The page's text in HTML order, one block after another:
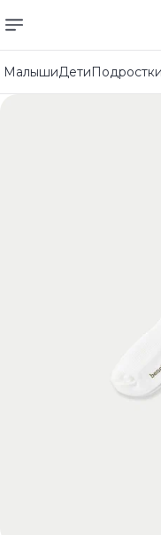
МалышиДетиПодростки